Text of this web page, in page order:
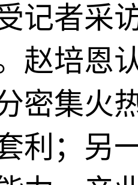
记者采
赵培恩
密集火
利；另